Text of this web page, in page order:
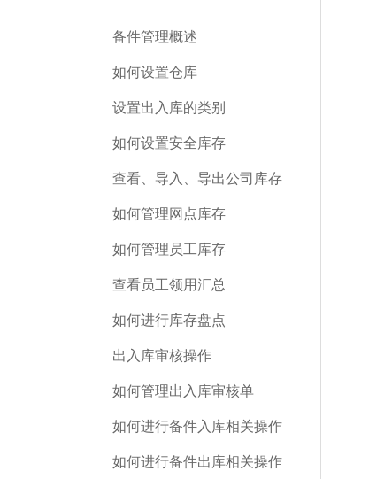
备件管理概述
如何设置仓库
设置出入库的类别
如何设置安全库存
查看、导入、导出公司库存
如何管理网点库存
如何管理员工库存
查看员工领用汇总
如何进行库存盘点
出入库审核操作
如何管理出入库审核单
如何进行备件入库相关操作
如何进行备件出库相关操作